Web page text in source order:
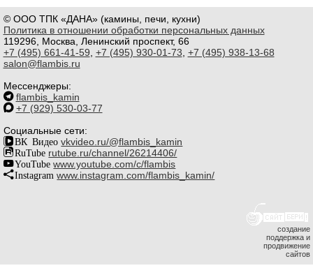
© ООО ТПК «ДАНА» (камины, печи, кухни)
Политика в отношении обработки персональных данных
119296, Москва, Ленинский проспект, 66
+7 (495) 661-41-59 +7 (495) 930-01-73 +7 (495) 938-13-68
salon@flambis.ru
Мессенджеры:
flambis_kamin
+7 (929) 530-03-77
Социальные сети:
ВК Видео vkvideo.ru/@flambis_kamin
RuTube rutube.ru/channel/26214406/
YouTube www.youtube.com/c/flambis
Instagram www.instagram.com/flambis_kamin/
создание
поддержка и
продвижение
сайтов